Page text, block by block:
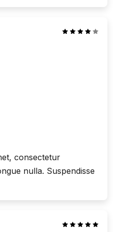
consectetur
nulla. Suspendisse